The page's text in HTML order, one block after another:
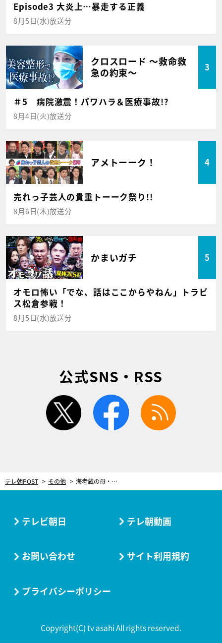
Episode3 大炎上…暴走する正義
8月5日(水)放送分
クロスロード ～救命救
急の約束～
3
＃5 病院激震！パワハラ＆医療事故!?
8月4日(火)放送分
アメトーーク！ 4
売れっ子芸人の貴重トーーク祭り!!
8月6日(木)放送分
かまいガチ 5
オモロ怖い「でな、話はここからやねん」トラビ
ス松倉参戦！
8月5日(水)放送分
公式SNS・RSS
twitter facebook
テレ朝POST その他 海老蔵の母・堀越希実子、夫・團十郎との結婚のきっかけは別の人とのお見合い?!
テレビ朝日 テレ朝動画
お問い合わせ サイト利用規約
プライバシーポリシー
Copyright(C) tv asahi All rights reserved.